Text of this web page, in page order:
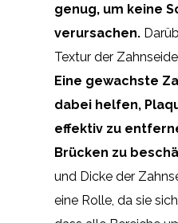
genug, um keine
verursachen.
Textur der
Eine gewachste
dabei helfen,
effektiv zu
Brücken zu
und Dicke der
eine Rolle, da sie